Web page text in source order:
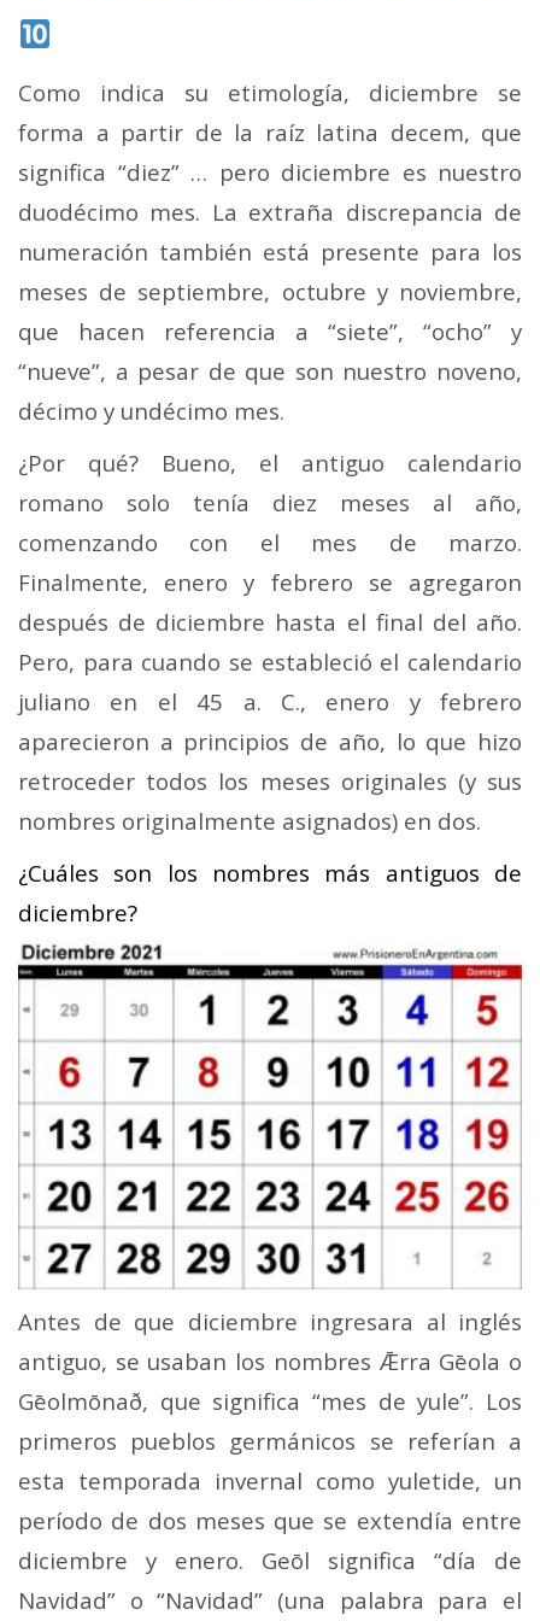
Como indica su etimología, diciembre se
forma a partir de la raíz latina decem, que
significa “diez” … pero diciembre es nuestro
duodécimo mes. La extraña discrepancia de
numeración también está presente para los
meses de septiembre, octubre y noviembre,
que hacen referencia a “siete”, “ocho” y
“nueve”, a pesar de que son nuestro noveno,
décimo y undécimo mes.
¿Por qué? Bueno, el antiguo calendario
romano solo tenía diez meses al año,
comenzando con el mes de marzo.
Finalmente, enero y febrero se agregaron
después de diciembre hasta el final del año.
Pero, para cuando se estableció el calendario
juliano en el 45 a. C., enero y febrero
aparecieron a principios de año, lo que hizo
retroceder todos los meses originales (y sus
nombres originalmente asignados) en dos.
¿Cuáles son los nombres más antiguos de
diciembre?
Antes de que diciembre ingresara al inglés
antiguo, se usaban los nombres Ǣrra Gēola o
Gēolmōnað, que significa “mes de yule”. Los
primeros pueblos germánicos se referían a
esta temporada invernal como yuletide, un
período de dos meses que se extendía entre
diciembre y enero. Geōl significa “día de
Navidad” o “Navidad” (una palabra para el